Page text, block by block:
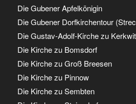
Die Gubener Apfelkönigin
Die Gubener Dorfkirchentour
Die Gustav-Adolf-Kirche zu
Die Kirche zu Bomsdorf
Die Kirche zu Groß Breesen
Die Kirche zu Pinnow
Die Kirche zu Sembten